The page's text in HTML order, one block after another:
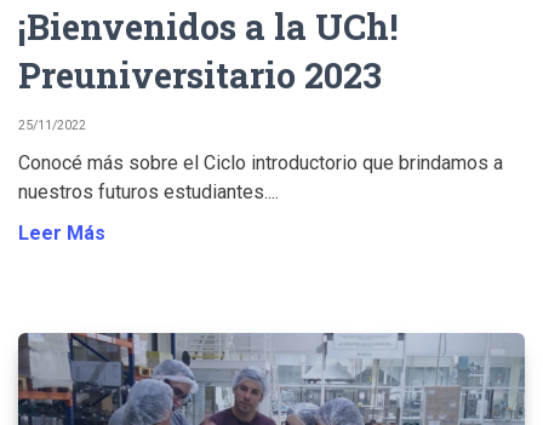
¡Bienvenidos a la UCh!
Preuniversitario 2023
25/11/2022
Conocé más sobre el Ciclo introductorio que brindamos a
nuestros futuros estudiantes....
Leer Más